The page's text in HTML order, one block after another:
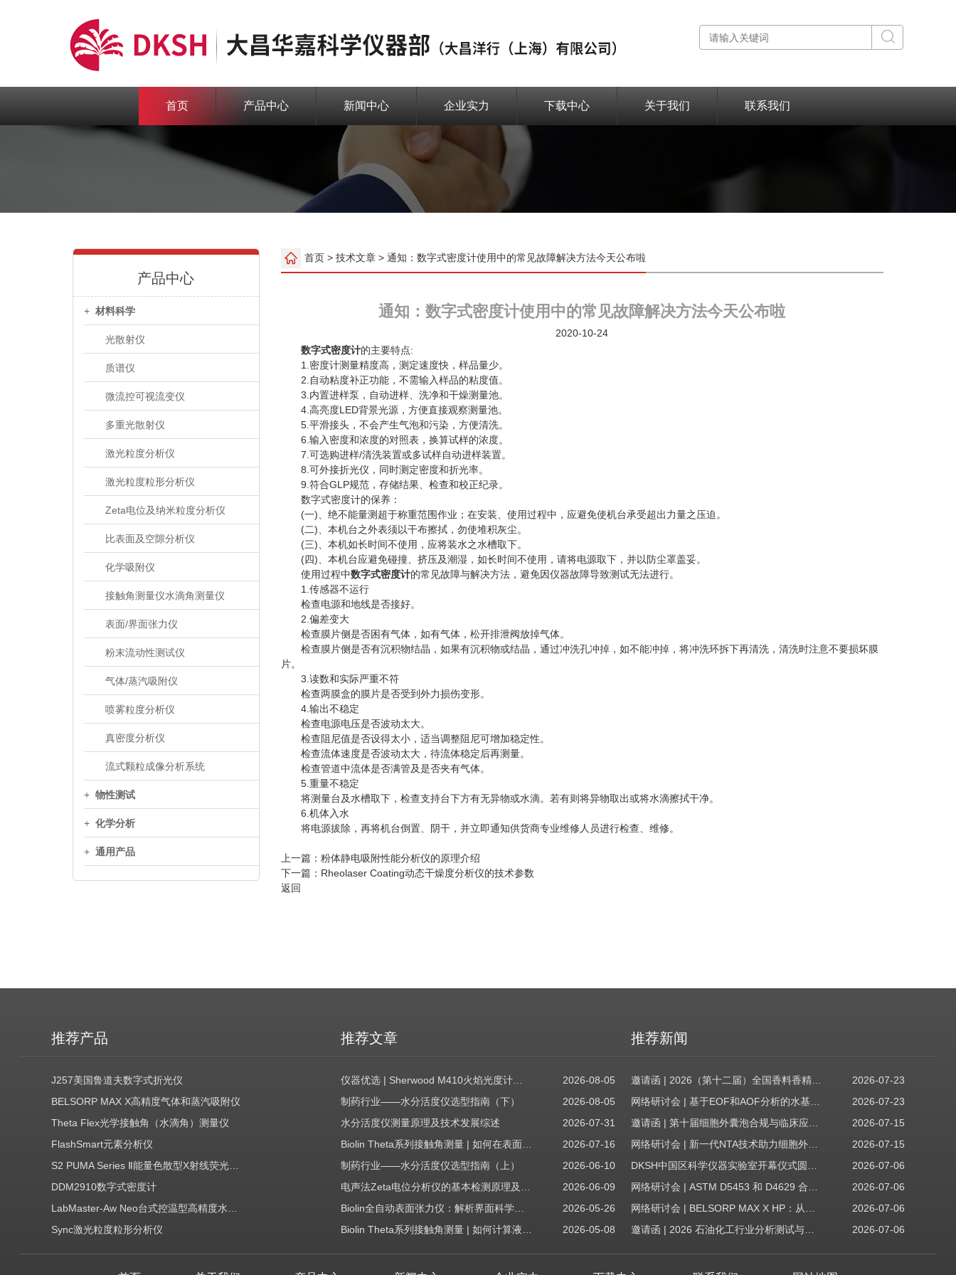
首页 产品中心 新闻中心 企业实力 下载中心 关于我们 联系我们
产品中心
+ 材料科学
光散射仪
质谱仪
微流控可视流变仪
多重光散射仪
激光粒度分析仪
激光粒度粒形分析仪
Zeta电位及纳米粒度分析仪
比表面及空隙分析仪
化学吸附仪
接触角测量仪水滴角测量仪
表面/界面张力仪
粉末流动性测试仪
气体/蒸汽吸附仪
喷雾粒度分析仪
真密度分析仪
流式颗粒成像分析系统
+ 物性测试
+ 化学分析
+ 通用产品
首页> 技术文章> 通知：数字式密度计使用中的常见故障解决方法今天公布啦
通知：数字式密度计使用中的常见故障解决方法今天公布啦
2020-10-24
数字式密度计的主要特点:
1.密度计测量精度高，测定速度快，样品量少。
2.自动粘度补正功能，不需输入样品的粘度值。
3.内置进样泵，自动进样、洗净和干燥测量池。
4.高亮度LED背景光源，方便直接观察测量池。
5.平滑接头，不会产生气泡和污染，方便清洗。
6.输入密度和浓度的对照表，换算试样的浓度。
7.可选购进样/清洗装置或多试样自动进样装置。
8.可外接折光仪，同时测定密度和折光率。
9.符合GLP规范，存储结果、检查和校正纪录。
数字式密度计的保养：
(一)、绝不能量测超于称重范围作业；在安装、使用过程中，应避免使机台承受超出力量之压迫。
(二)、本机台之外表须以干布擦拭，勿使堆积灰尘。
(三)、本机如长时间不使用，应将装水之水槽取下。
(四)、本机台应避免碰撞、挤压及潮湿，如长时间不使用，请将电源取下，并以防尘罩盖妥。
使用过程中数字式密度计的常见故障与解决方法，避免因仪器故障导致测试无法进行。
1.传感器不运行
检查电源和地线是否接好。
2.偏差变大
检查膜片侧是否困有气体，如有气体，松开排泄阀放掉气体。
检查膜片侧是否有沉积物结晶，如果有沉积物或结晶，通过冲洗孔冲掉，如不能冲掉，将冲洗环拆下再清洗，清洗时注意不要损坏膜
片。
3.读数和实际严重不符
检查两膜盒的膜片是否受到外力损伤变形。
4.输出不稳定
检查电源电压是否波动太大。
检查阻尼值是否设得太小，适当调整阻尼可增加稳定性。
检查流体速度是否波动太大，待流体稳定后再测量。
检查管道中流体是否满管及是否夹有气体。
5.重量不稳定
将测量台及水槽取下，检查支持台下方有无异物或水滴。若有则将异物取出或将水滴擦拭干净。
6.机体入水
将电源拔除，再将机台倒置、阴干，并立即通知供货商专业维修人员进行检查、维修。
上一篇： 粉体静电吸附性能分析仪的原理介绍
下一篇： Rheolaser Coating动态干燥度分析仪的技术参数
返回
推荐产品
J257美国鲁道夫数字式折光仪
BELSORP MAX X高精度气体和蒸汽吸附仪
Theta Flex光学接触角（水滴角）测量仪
FlashSmart元素分析仪
DDM2910数字式密度计
Sync激光粒度粒形分析仪
推荐文章
2026-08-05
制药行业——水分活度仪选型指南（下）
2026-08-05
水分活度仪测量原理及技术发展综述
2026-07-31
2026-07-16
制药行业——水分活度仪选型指南（上）
2026-06-10
2026-06-09
2026-05-26
2026-05-08
推荐新闻
邀请函 | 2026（第十二届）全国香料香精技术交流年会
2026-07-23
网络研讨会 | 基于EOF和AOF分析的水基质中PFAS筛查
2026-07-23
2026-07-15
网络研讨会 | 新一代NTA技术助力细胞外囊泡质量评估与工艺开发
2026-07-15
2026-07-06
2026-07-06
2026-07-06
邀请函 | 2026 石油化工行业分析测试与仪器技术交流会（辽宁站）
2026-07-06